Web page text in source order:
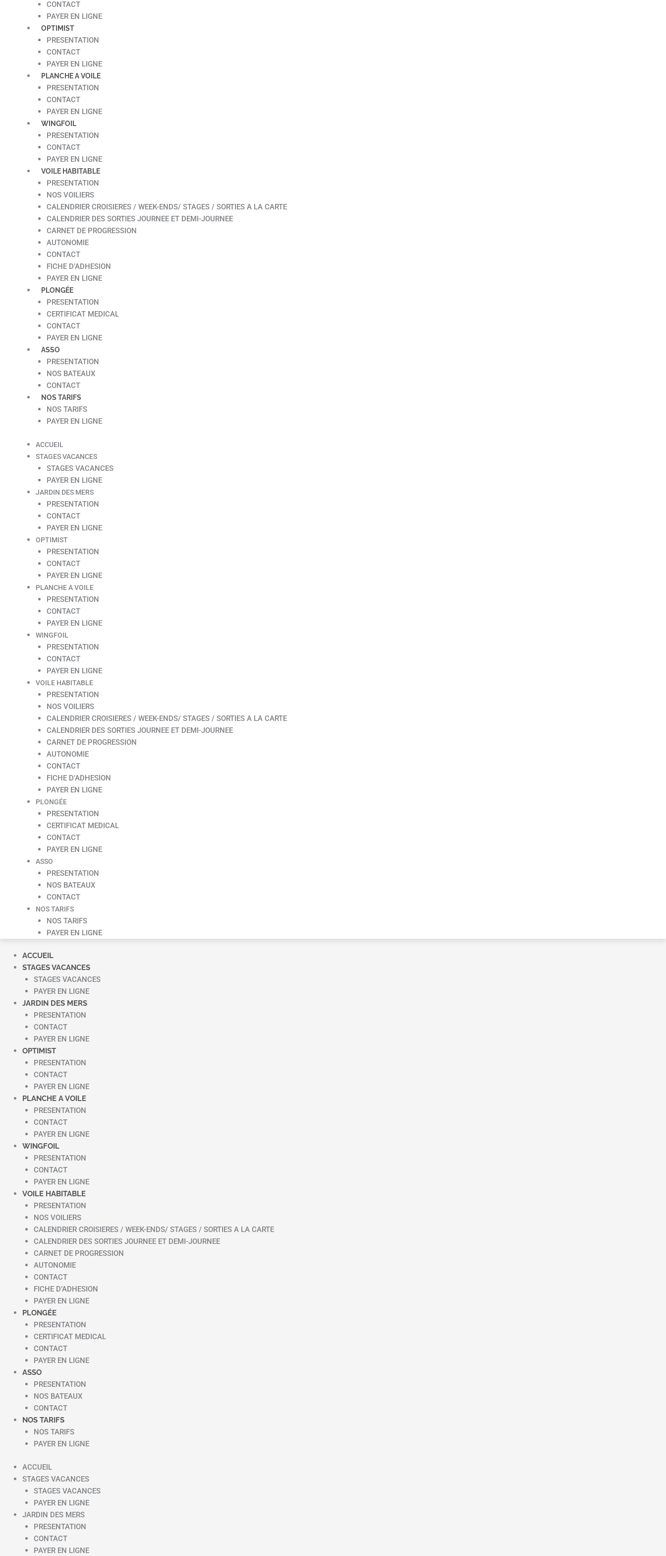
CONTACT
PAYER EN LIGNE
OPTIMIST
PRESENTATION
CONTACT
PAYER EN LIGNE
PLANCHE A VOILE
PRESENTATION
CONTACT
PAYER EN LIGNE
WINGFOIL
PRESENTATION
CONTACT
PAYER EN LIGNE
VOILE HABITABLE
PRESENTATION
NOS VOILIERS
CALENDRIER CROISIERES / WEEK-ENDS/ STAGES / SORTIES A LA CARTE
CALENDRIER DES SORTIES JOURNEE ET DEMI-JOURNEE
CARNET DE PROGRESSION
AUTONOMIE
CONTACT
FICHE D’ADHESION
PAYER EN LIGNE
PLONGÉE
PRESENTATION
CERTIFICAT MEDICAL
CONTACT
PAYER EN LIGNE
ASSO
PRESENTATION
NOS BATEAUX
CONTACT
NOS TARIFS
NOS TARIFS
PAYER EN LIGNE
ACCUEIL
STAGES VACANCES
STAGES VACANCES
PAYER EN LIGNE
JARDIN DES MERS
PRESENTATION
CONTACT
PAYER EN LIGNE
OPTIMIST
PRESENTATION
CONTACT
PAYER EN LIGNE
PLANCHE A VOILE
PRESENTATION
CONTACT
PAYER EN LIGNE
WINGFOIL
PRESENTATION
CONTACT
PAYER EN LIGNE
VOILE HABITABLE
PRESENTATION
NOS VOILIERS
CALENDRIER CROISIERES / WEEK-ENDS/ STAGES / SORTIES A LA CARTE
CALENDRIER DES SORTIES JOURNEE ET DEMI-JOURNEE
CARNET DE PROGRESSION
AUTONOMIE
CONTACT
FICHE D’ADHESION
PAYER EN LIGNE
PLONGÉE
PRESENTATION
CERTIFICAT MEDICAL
CONTACT
PAYER EN LIGNE
ASSO
PRESENTATION
NOS BATEAUX
CONTACT
NOS TARIFS
NOS TARIFS
PAYER EN LIGNE
ACCUEIL
STAGES VACANCES
STAGES VACANCES
PAYER EN LIGNE
JARDIN DES MERS
PRESENTATION
CONTACT
PAYER EN LIGNE
OPTIMIST
PRESENTATION
CONTACT
PAYER EN LIGNE
PLANCHE A VOILE
PRESENTATION
CONTACT
PAYER EN LIGNE
WINGFOIL
PRESENTATION
CONTACT
PAYER EN LIGNE
VOILE HABITABLE
PRESENTATION
NOS VOILIERS
CALENDRIER CROISIERES / WEEK-ENDS/ STAGES / SORTIES A LA CARTE
CALENDRIER DES SORTIES JOURNEE ET DEMI-JOURNEE
CARNET DE PROGRESSION
AUTONOMIE
CONTACT
FICHE D’ADHESION
PAYER EN LIGNE
PLONGÉE
PRESENTATION
CERTIFICAT MEDICAL
CONTACT
PAYER EN LIGNE
ASSO
PRESENTATION
NOS BATEAUX
CONTACT
NOS TARIFS
NOS TARIFS
PAYER EN LIGNE
ACCUEIL
STAGES VACANCES
STAGES VACANCES
PAYER EN LIGNE
JARDIN DES MERS
PRESENTATION
CONTACT
PAYER EN LIGNE